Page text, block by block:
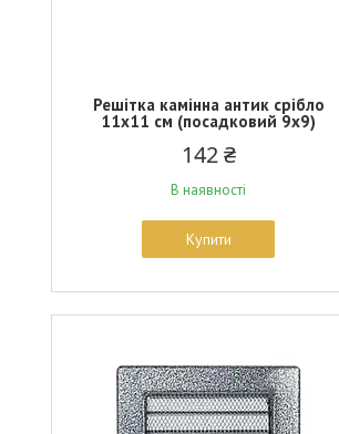
Решітка камінна антик срібло
11х11 см (посадковий 9х9)
142 ₴
В наявності
Купити